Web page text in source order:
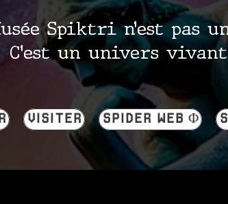
Spiktri n’est pas
C’est un univers
VISITER SPIDER WEB Φ